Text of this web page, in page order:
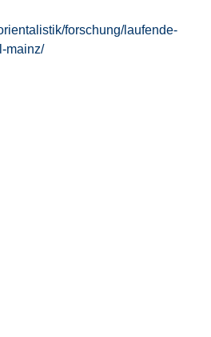
forschung/laufende-
mainz/